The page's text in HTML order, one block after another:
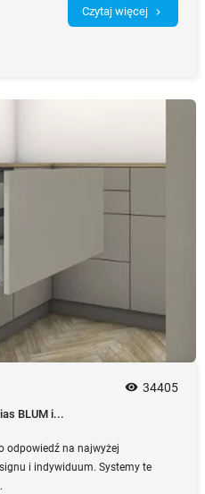
Czytaj więcej chevron_right
remove_red_eye 34405
BLUM i...
odpowiedź na najwyżej
i indywiduum. Systemy te